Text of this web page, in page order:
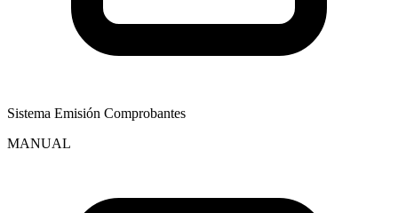
Sistema Emisión Comprobantes
MANUAL